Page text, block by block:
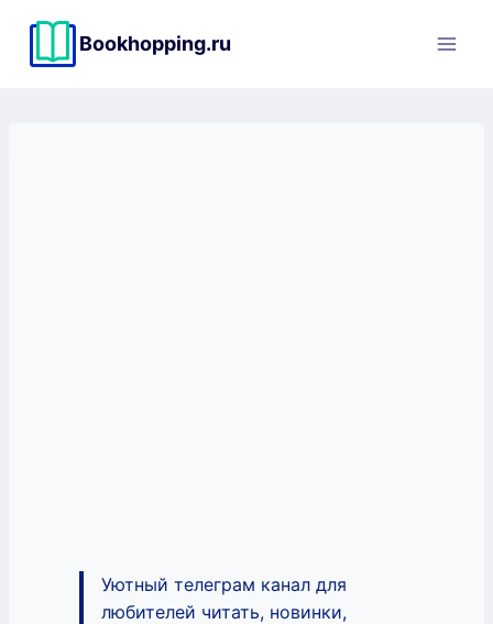
содержимому
Bookhopping.ru
Уютный телеграм канал для
любителей читать, новинки,